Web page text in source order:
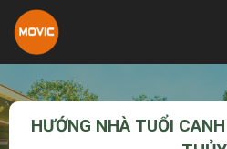
HƯỚNG NHÀ TUỔI